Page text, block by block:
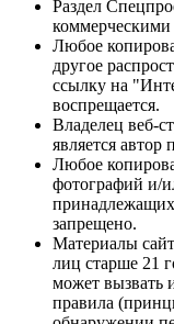
Раздел
коммерческими
Любое
другое
ссылку на
воспрещается.
Владелец веб-
является автор
Любое
фотографий и/
принадлежащих
запрещено.
Материалы
лиц старше 21
может вызвать
правила